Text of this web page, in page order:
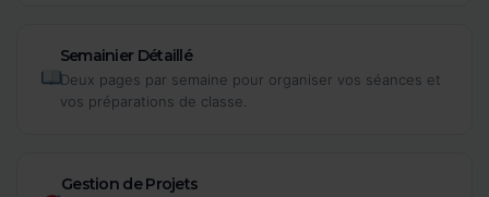
Semainier Détaillé
Deux pages par semaine pour organiser vos séances et
vos préparations de classe.
Gestion de Projets